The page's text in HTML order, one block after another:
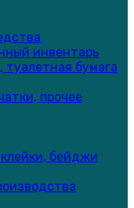
инвентарь
туалетная бумага
прочее
бейджи